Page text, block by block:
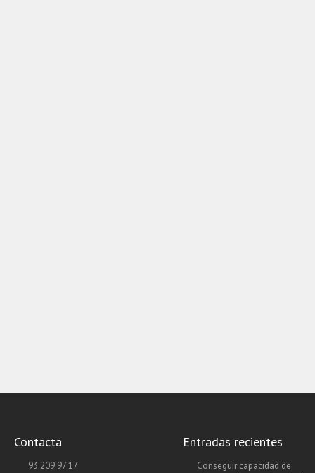
Contacta
93 209 97 17
Entradas recientes
Conseguir capacidad de